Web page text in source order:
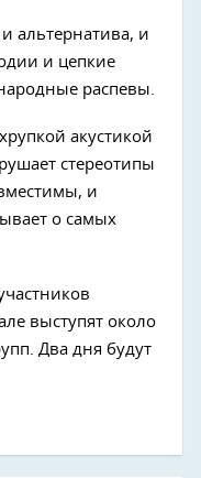
альтернатива, и
и цепкие
распевы.
акустикой
стереотипы
и
о самых
выступят около
Два дня будут